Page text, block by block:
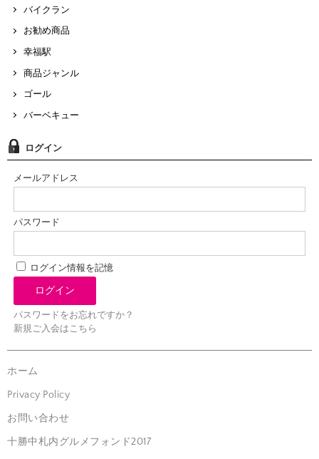
バイクラン
お勧め商品
幸福駅
商品ジャンル
ゴール
バーベキュー
ログイン
メールアドレス
パスワード
ログイン情報を記憶
パスワードをお忘れですか？
新規ご入会はこちら
ホーム
Privacy Policy
お問い合わせ
十勝中札内グルメフォンド2017